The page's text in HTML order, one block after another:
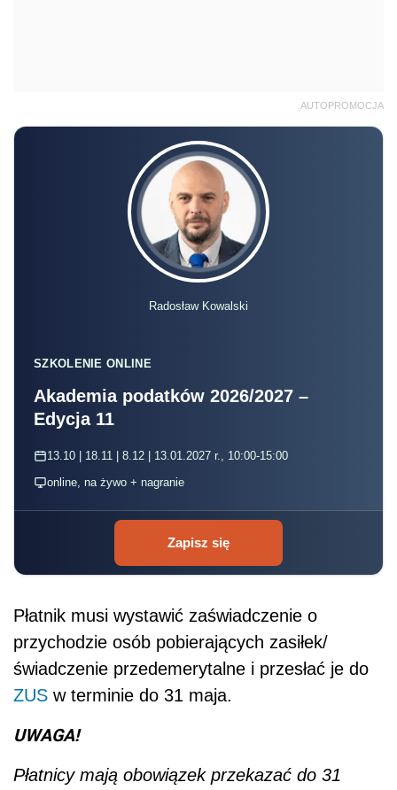
AUTOPROMOCJA
Radosław Kowalski
SZKOLENIE ONLINE
Akademia podatków 2026/2027 –
Edycja 11
13.10 | 18.11 | 8.12 | 13.01.2027 r., 10:00-15:00
online, na żywo + nagranie
Zapisz się
Płatnik musi wystawić zaświadczenie o
przychodzie osób pobierających zasiłek/
świadczenie przedemerytalne i przesłać je do
ZUS w terminie do 31 maja.
UWAGA!
Płatnicy mają obowiązek przekazać do 31